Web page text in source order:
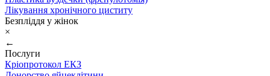
Лікування хронічного циститу
Безпліддя у жінок
×
←
Послуги
Кріопротокол ЕКЗ